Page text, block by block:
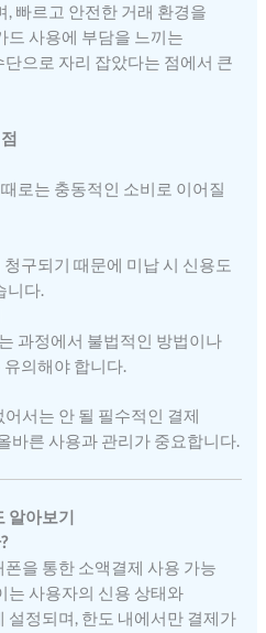
, 빠르고 안전한 거래 환경을
드 사용에 부담을 느끼는
으로 자리 잡았다는 점에서 큰
로는 충동적인 소비로 이어질
구되기 때문에 미납 시 신용도
니다.
과정에서 불법적인 방법이나
의해야 합니다.
서는 안 될 필수적인 결제
바른 사용과 관리가 중요합니다.
알아보기
을 통한 소액결제 사용 가능
는 사용자의 신용 상태와
설정되며, 한도 내에서만 결제가